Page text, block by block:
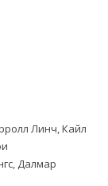
Линч, Кайл
Далмар